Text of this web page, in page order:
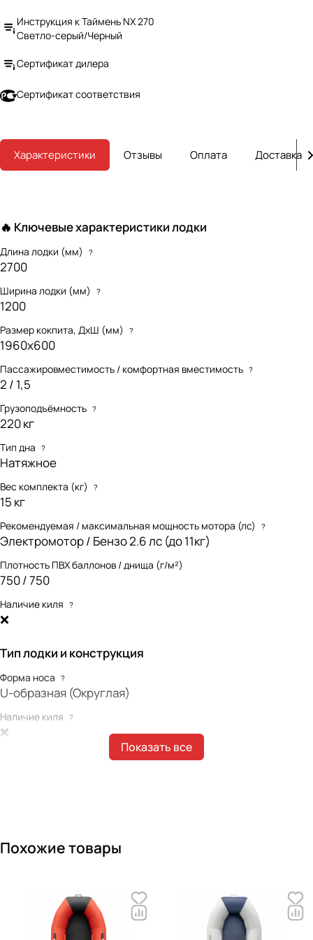
Инструкция к Таймень NX 270
Светло-серый/Черный
Сертификат дилера
Сертификат соответствия
Характеристики Отзывы Оплата Доставка
🔥 Ключевые характеристики лодки
Длина лодки (мм) ?
2700
Ширина лодки (мм) ?
1200
Размер кокпита, ДхШ (мм) ?
1960х600
Пассажировместимость / комфортная вместимость ?
2 / 1,5
Грузоподъёмность ?
220 кг
Тип дна ?
Натяжное
Вес комплекта (кг) ?
15 кг
Рекомендуемая / максимальная мощность мотора (лс) ?
Электромотор / Бензо 2.6 лс (до 11кг)
Плотность ПВХ баллонов / днища (г/м²)
750 / 750
Наличие киля ?
❌
Тип лодки и конструкция
Форма носа ?
U-образная (Округлая)
Наличие киля ?
❌
Габариты лодки
Ширина лодки (мм) ?
Показать все
Похожие товары